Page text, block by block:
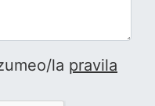
la pravila